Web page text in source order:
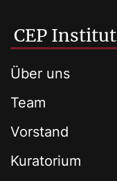
CEP Institut
Über uns
Team
Vorstand
Kuratorium